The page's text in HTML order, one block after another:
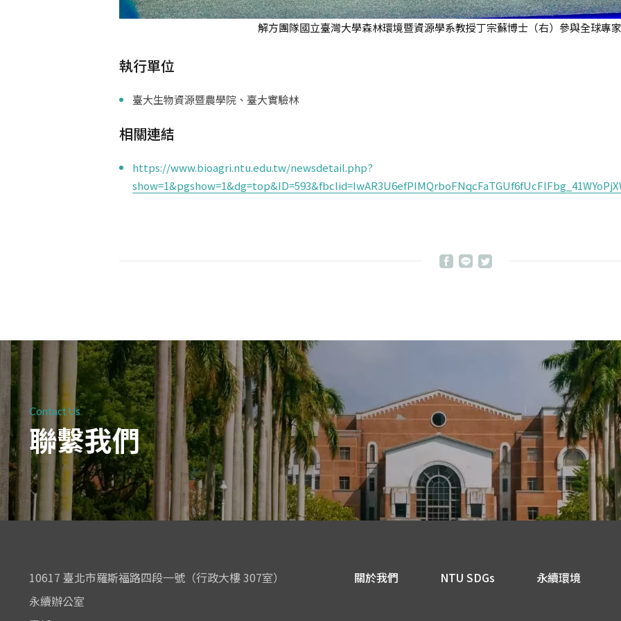
解方團隊國立臺灣大學森林環境暨資源學系教授丁宗蘇博士（右）參與全球專
執行單位
臺大生物資源暨農學院、臺大實驗林
相關連結
https://www.bioagri.ntu.edu.tw/newsdetail.php?
Contact Us
聯繫我們
10617 臺北市羅斯福路四段一號（行政大樓 307室）
永續辦公室
關於我們 NTU SDGs 永續環境